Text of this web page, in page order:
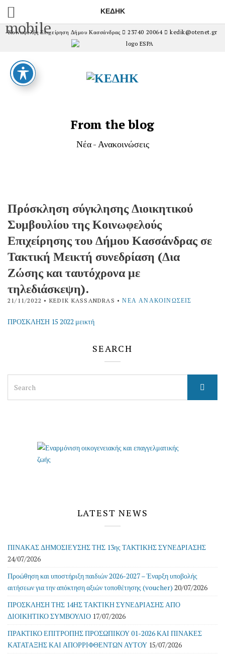
mobile
ΚΕΔΗΚ
Κοινωφελής Επιχείρηση Δήμου Κασσάνδρας 23740 20064 kedik@otenet.gr
From the blog
Νέα - Ανακοινώσεις
Πρόσκληση σύγκλησης Διοικητικού
Συμβουλίου της Κοινωφελούς
Επιχείρησης του Δήμου Κασσάνδρας σε
Τακτική Μεικτή συνεδρίαση (Δια
Ζώσης και ταυτόχρονα με
τηλεδιάσκεψη).
21/11/2022 • KEDIK KASSANDRAS •ΝΈΑ ΑΝΑΚΟΙΝΏΣΕΙΣ
ΠΡΟΣΚΛΗΣΗ 15 2022 μεικτή
SEARCH
for:
LATEST NEWS
ΠΙΝΑΚΑΣ ΔΗΜΟΣΙΕΥΣΗΣ ΤΗΣ 13ης ΤΑΚΤΙΚΗΣ ΣΥΝΕΔΡΙΑΣΗΣ
24/07/2026
Προώθηση και υποστήριξη παιδιών 2026-2027 – Έναρξη υποβολής
αιτήσεων για την απόκτηση αξιών τοποθέτησης (voucher) 20/07/2026
ΠΡΟΣΚΛΗΣΗ ΤΗΣ 14ΗΣ ΤΑΚΤΙΚΗ ΣΥΝΕΔΡΙΑΣΗΣ ΑΠΟ
ΔΙΟΙΚΗΤΙΚΟ ΣΥΜΒΟΥΛΙΟ 17/07/2026
ΠΡΑΚΤΙΚΟ ΕΠΙΤΡΟΠΗΣ ΠΡΟΣΩΠΙΚΟΥ 01-2026 ΚΑΙ ΠΙΝΑΚΕΣ
ΚΑΤΑΤΑΞΗΣ ΚΑΙ ΑΠΟΡΡΙΦΘΕΝΤΩΝ ΑΥΤΟΥ 15/07/2026